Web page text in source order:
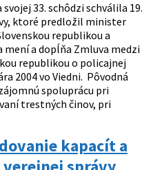
33. schôdzi schválila 19.
ktoré predložil minister
republikou a
mení a dopĺňa Zmluva medzi
republikou o policajnej
2004 vo Viedni. Pôvodná
spoluprácu pri
trestných činov, pri
kapacít a